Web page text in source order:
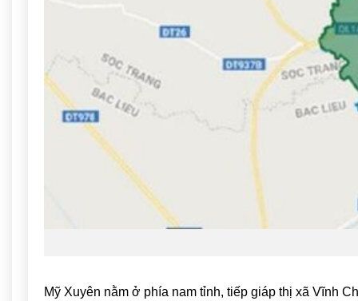
Mỹ Xuyên nằm ở phía nam tỉnh, tiếp giáp thị xã Vĩnh